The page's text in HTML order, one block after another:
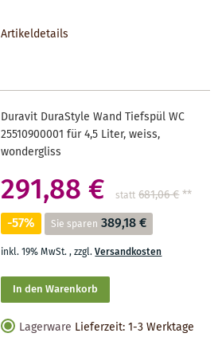
Artikeldetails
Duravit DuraStyle Wand Tiefspül WC
25510900001 für 4,5 Liter, weiss,
wondergliss
291,88 € statt 681,06 €**
-57% Sie sparen 389,18 €
inkl. 19% MwSt.,zzgl.Versandkosten
In den Warenkorb
Lagerware Lieferzeit: 1-3 Werktage